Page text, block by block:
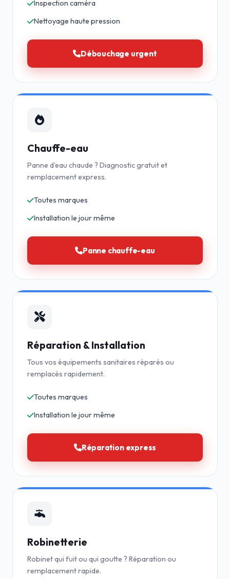
Inspection caméra
Nettoyage haute pression
Débouchage urgent
Chauffe-eau
Panne d'eau chaude ? Diagnostic gratuit et
remplacement express.
Toutes marques
Installation le jour même
Panne chauffe-eau
Réparation & Installation
Tous vos équipements sanitaires réparés ou
remplacés rapidement.
Toutes marques
Installation le jour même
Réparation express
Robinetterie
Robinet qui fuit ou qui goutte ? Réparation ou
remplacement rapide.